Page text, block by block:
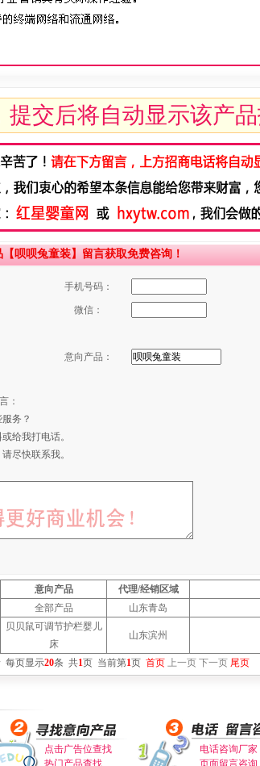
提交后将自动显示该产
呗呗兔童装】留言获取免费咨询！
手机号码：
微信：
意向产品：
：
务？
给我打电话。
尽快联系我。
意向产品 代理/经销区域
全部产品 山东青岛
贝贝鼠可调节护栏婴儿
床
山东滨州
每页显示20条 共1页 当前第1页 首页 上一页 下一页 尾页
点击广告位查找
热门产品查找
电话咨询厂家
页面留言咨询